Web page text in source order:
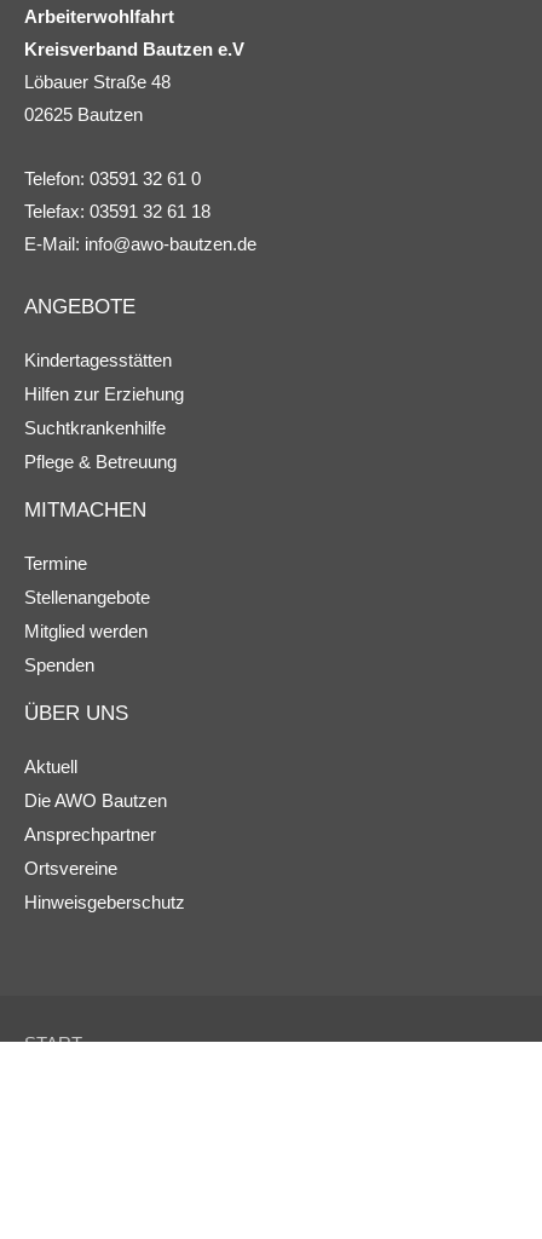
Arbeiterwohlfahrt
Kreisverband Bautzen e.V
Löbauer Straße 48
02625 Bautzen
Telefon: 03591 32 61 0
Telefax: 03591 32 61 18
E-Mail: info@awo-bautzen.de
ANGEBOTE
Kindertagesstätten
Hilfen zur Erziehung
Suchtkrankenhilfe
Pflege & Betreuung
MITMACHEN
Termine
Stellenangebote
Mitglied werden
Spenden
ÜBER UNS
Aktuell
Die AWO Bautzen
Ansprechpartner
Ortsvereine
Hinweisgeberschutz
START